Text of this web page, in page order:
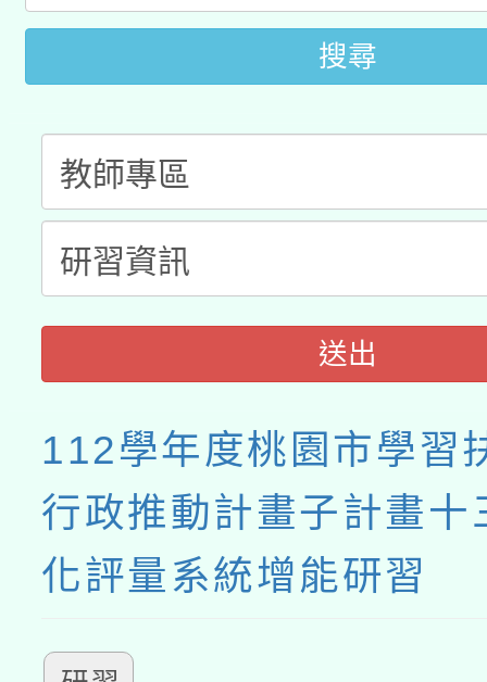
接種對象擴大為「滿6
接種之民眾」措施，延
月28日止
搜尋
送出
112學年度桃園市學習
行政推動計畫子計畫十
化評量系統增能研習